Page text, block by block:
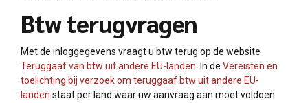
Btw terugvragen
Met de inloggegevens vraagt u btw terug op de website
Teruggaaf van btw uit andere EU-landen . In de Vereisten en
toelichting bij verzoek om teruggaaf btw uit andere EU-
landen staat per land waar uw aanvraag aan moet voldoen